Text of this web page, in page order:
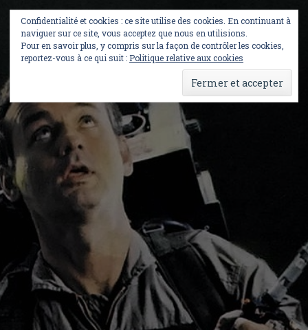
content
Confidentialité et cookies : ce site utilise des cookies. En continuant à
naviguer sur ce site, vous acceptez que nous en utilisions.
Pour en savoir plus, y compris sur la façon de contrôler les cookies,
reportez-vous à ce qui suit :Politique relative aux cookies